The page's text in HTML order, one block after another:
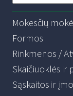
Mokesčių
Formos
Rinkmenos /
Skaičiuoklės ir
Sąskaitos ir